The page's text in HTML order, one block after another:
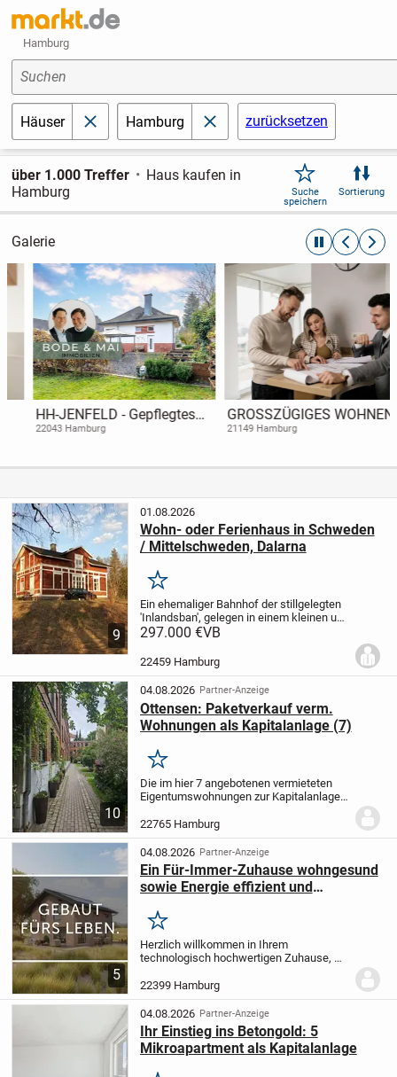
Hamburg
Suchen
Häuser schließenHamburg schließenzurücksetzen
über 1.000 Treffer
Haus kaufen in
Hamburg
Suche
speichern
Sortierung
Galerie automatische
HH-JENFELD - Gepflegtes
6,5-Zimmer-EFH (Hochpar. +
und großem Grundstück
22043 Hamburg
GROSSZÜGIGES WOHNEN
21149 Hamburg
9
01.08.2026
Wohn- oder Ferienhaus in Schweden
/ Mittelschweden, Dalarna
Merken
Ein ehemaliger Bahnhof der stillgelegten
'Inlandsban', gelegen in einem kleinen und
ruhigen Ort - zwischen Vansbro und Mora,
permanenten Wohnen oder für die...
297.000 €VB
22459 Hamburg
10
04.08.2026 Partner-Anzeige
Ottensen: Paketverkauf verm.
Wohnungen als Kapitalanlage (7)
Merken
Die im hier 7 angebotenen vermieteten
Eigentumswohnungen zur Kapitalanlage
denkmalgeschützten Wohnensemble
welches ca. im Jahr 1910 errichtet wurde
und welches aus einem...
22765 Hamburg
5
04.08.2026 Partner-Anzeige
Ein Für-Immer-Zuhause wohngesund
sowie Energie effizient und
Danhaus
Merken
Herzlich willkommen in Ihrem
technologisch hochwertigen Zuhause, wo
gehen. Dieses Meisterwerk vereint
modernste Technologie mit elegantem
Design und erfüllt selbst...
22399 Hamburg
04.08.2026 Partner-Anzeige
Ihr Einstieg ins Betongold: 5
Mikroapartment als Kapitalanlage